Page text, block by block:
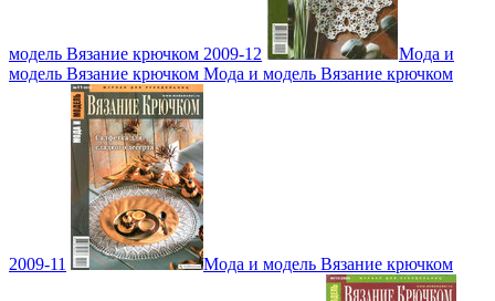
модель Вязание крючком 2009-12
Мода и
модель Вязание крючком Мода и модель Вязание крючком
2009-11 Мода и модель Вязание крючком